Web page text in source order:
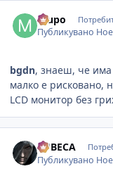
mupo
Публикувано
bgdn, знаеш, че има
малко е рисковано,
LCD монитор без
LUBECA
Публикувано